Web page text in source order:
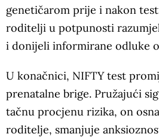
genetičarom prije i nakon
roditelji u potpunosti
i donijeli informirane odluke
U konačnici, NIFTY test
prenatalne brige. Pružajući
tačnu procjenu rizika, on
roditelje, smanjuje